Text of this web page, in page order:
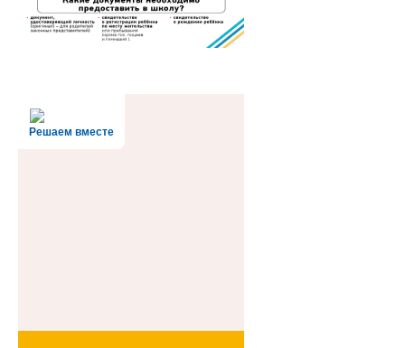
Решаем вместе